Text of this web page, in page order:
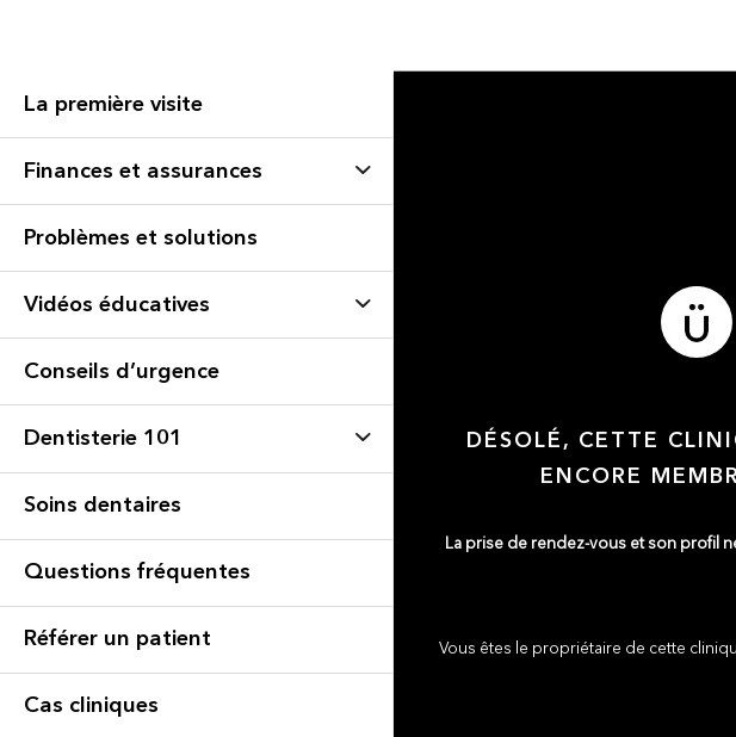
La première visite
Finances et assurances
Problèmes et solutions
Vidéos éducatives
Conseils d’urgence
Dentisterie 101
Soins dentaires
Questions fréquentes
Référer un patient
Cas cliniques
DÉSOLÉ, CETTE
ENCORE
La prise de rendez-vous et son profil
Vous êtes le propriétaire de cette